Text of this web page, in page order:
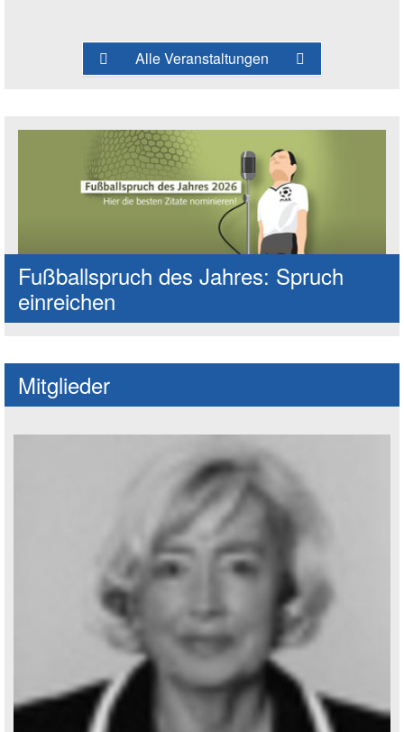
Alle Veranstaltungen
Fußballspruch des Jahres: Spruch
einreichen
Mitglieder